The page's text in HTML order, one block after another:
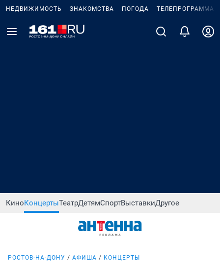
НЕДВИЖИМОСТЬ ЗНАКОМСТВА ПОГОДА ТЕЛЕПРОГРАММА
КиноКонцертыТеатрДетямСпортВыставкиДругое
РОСТОВ-НА-ДОНУ АФИША КОНЦЕРТЫ